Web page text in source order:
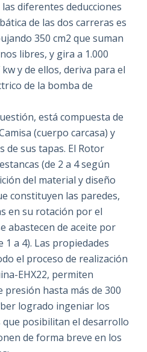
diferentes deducciones
de las dos carreras es
350 cm2 que suman
libres, y gira a 1.000
y de ellos, deriva para el
de la bomba de
está compuesta de
(cuerpo carcasa) y
de sus tapas. El Rotor
(de 2 a 4 según
del material y diseño
constituyen las paredes,
en su rotación por el
abastecen de aceite por
1 a 4). Las propiedades
el proceso de realización
EHX22, permiten
hasta más de 300
logrado ingeniar los
que posibilitan el desarrollo
de forma breve en los